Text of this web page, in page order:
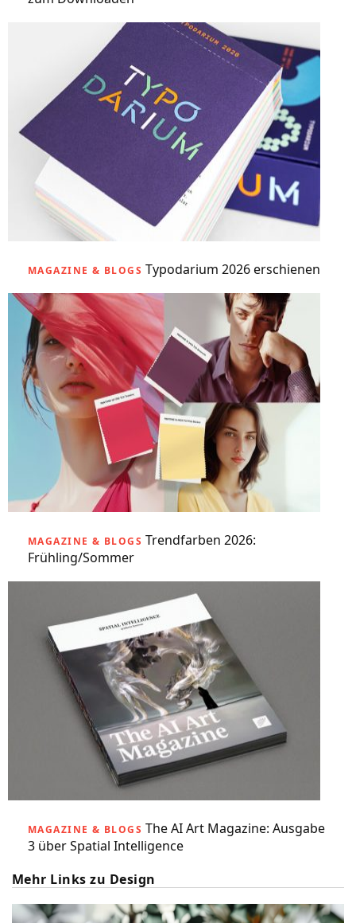
MAGAZINE & BLOGS Typodarium 2026 erschienen
MAGAZINE & BLOGS Trendfarben 2026:
Frühling/Sommer
MAGAZINE & BLOGS The AI Art Magazine: Ausgabe
3 über Spatial Intelligence
Mehr Links zu Design